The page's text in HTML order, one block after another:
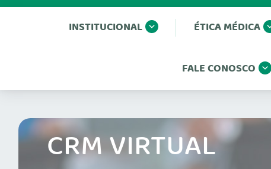
INSTITUCIONAL ÉTICA MÉDICA
FALE CONOSCO
CRM VIRTUAL